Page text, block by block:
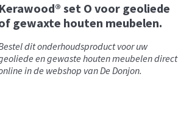
set O voor geoliede
gewaxte houten meubelen.
dit onderhoudsproduct voor uw
en gewaste houten meubelen direct
in de webshop van De Donjon.